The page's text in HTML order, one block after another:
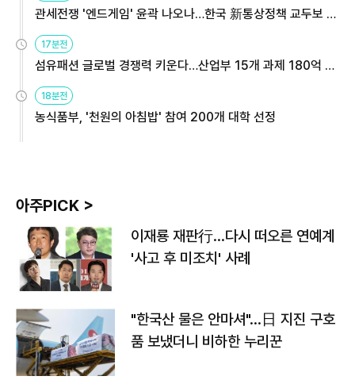
관세전쟁 '엔드게임' 윤곽 나오나…한국 新통상정책 교두보 활
용해야
17분전
섬유패션 글로벌 경쟁력 키운다…산업부 15개 과제 180억 지
원
18분전
농식품부, '천원의 아침밥' 참여 200개 대학 선정
아주PICK >
이재룡 재판行…다시 떠오른 연예계
'사고 후 미조치' 사례
"한국산 물은 안마셔"…日 지진 구호
품 보냈더니 비하한 누리꾼